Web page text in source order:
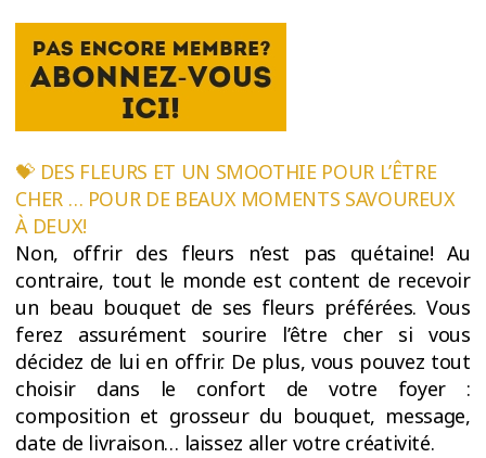
💝 DES FLEURS ET UN SMOOTHIE POUR L’ÊTRE
CHER … POUR DE BEAUX MOMENTS SAVOUREUX
À DEUX!
Non, offrir des fleurs n’est pas quétaine! Au
contraire, tout le monde est content de recevoir
un beau bouquet de ses fleurs préférées. Vous
ferez assurément sourire l’être cher si vous
décidez de lui en offrir. De plus, vous pouvez tout
choisir dans le confort de votre foyer :
composition et grosseur du bouquet, message,
date de livraison… laissez aller votre créativité.